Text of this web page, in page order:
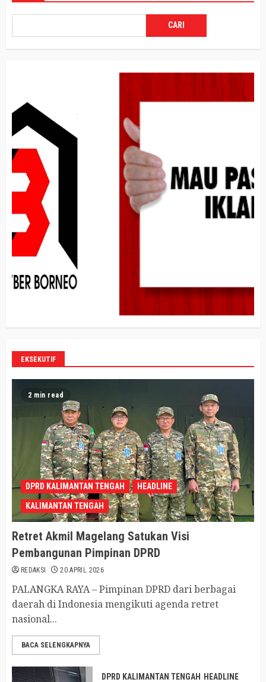
CARI
EKSEKUTIF
2 min read
DPRD KALIMANTAN TENGAH HEADLINE
KALIMANTAN TENGAH
Retret Akmil Magelang Satukan Visi
Pembangunan Pimpinan DPRD
REDAKSI 20 APRIL 2026
PALANGKA RAYA – Pimpinan DPRD dari berbagai
daerah di Indonesia mengikuti agenda retret
nasional...
BACA SELENGKAPNYA
DPRD KALIMANTAN TENGAH HEADLINE